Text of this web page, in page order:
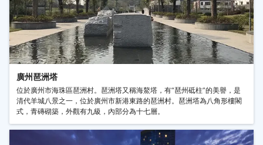
廣州琶洲塔
位於廣州市海珠區琶洲村。琶洲塔又稱海鰲塔，有“琶州砥柱”的美譽，是
清代羊城八景之一，位於廣州市新港東路的琶洲村。琶洲塔為八角形樓閣
式，青磚砌築，外觀有九級，內部分為十七層。